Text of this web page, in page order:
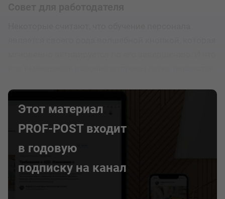
Этот материал
PROF-POST входит
в годовую
подписку на канал